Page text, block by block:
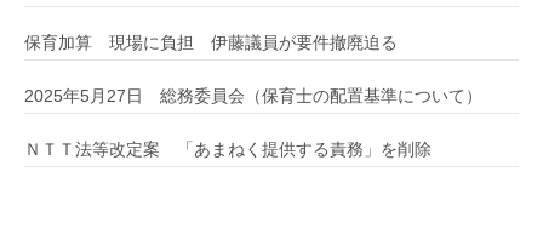
保育加算 現場に負担 伊藤議員が要件撤廃迫る
2025年5月27日 総務委員会（保育士の配置基準について）
ＮＴＴ法等改定案 「あまねく提供する責務」を削除